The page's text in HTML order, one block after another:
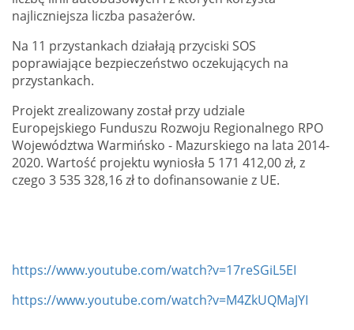
najliczniejsza liczba pasażerów.
Na 11 przystankach działają przyciski SOS
poprawiające bezpieczeństwo oczekujących na
przystankach.
Projekt zrealizowany został przy udziale
Europejskiego Funduszu Rozwoju Regionalnego RPO
Województwa Warmińsko - Mazurskiego na lata 2014-
2020. Wartość projektu wyniosła 5 171 412,00 zł, z
czego 3 535 328,16 zł to dofinansowanie z UE.
https://www.youtube.com/watch?v=17reSGiL5EI
https://www.youtube.com/watch?v=M4ZkUQMaJYI